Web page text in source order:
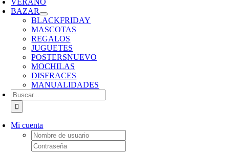
VERANO
BAZAR
BLACKFRIDAY
MASCOTAS
REGALOS
JUGUETES
POSTERSNUEVO
MOCHILAS
DISFRACES
MANUALIDADES
Buscar:
Mi cuenta
Username:
Password: